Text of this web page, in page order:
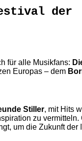
der
für alle Musikfans:
Europas – dem
Stiller, mit Hits
zu
um die Zukunft der